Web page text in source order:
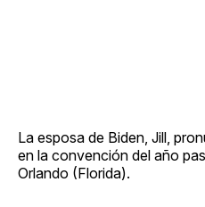
La esposa de Biden, Jill,
en la convención del año
Orlando (Florida).